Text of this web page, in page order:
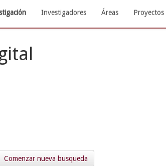
Investigadores Áreas Proyectos
Comenzar nueva busqueda